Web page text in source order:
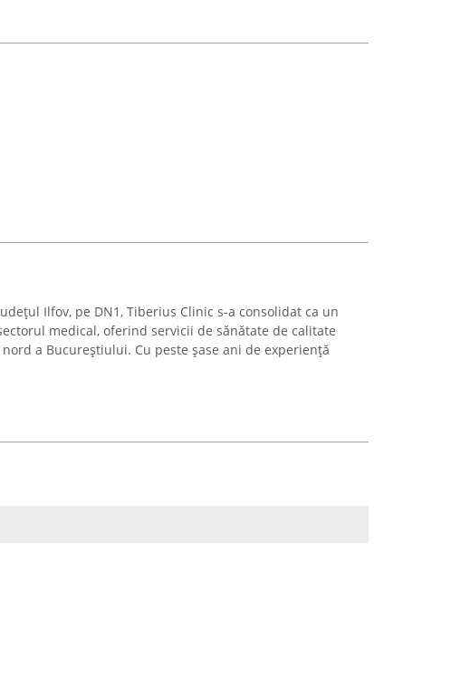
Ilfov, pe DN1, Tiberius Clinic s-a consolidat ca un
medical, oferind servicii de sănătate de calitate
a Bucureștiului. Cu peste șase ani de experiență